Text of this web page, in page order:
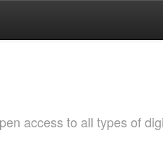
access to all types of